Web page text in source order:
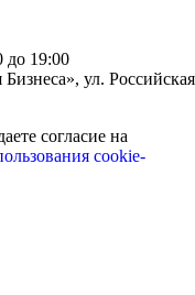
до 19:00
ул. Российская
согласие на
cookie-